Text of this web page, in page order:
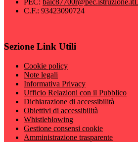
C.F.: 93423090724
Sezione Link Utili
Cookie policy
Note legali
Informativa Privacy
Ufficio Relazioni con il Pubblico
Dichiarazione di accessibilità
Obiettivi di accessibilità
Whistleblowing
Gestione consensi cookie
Amministrazione trasparente